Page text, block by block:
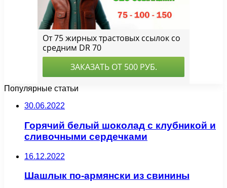
Популярные статьи
30.06.2022
Горячий белый шоколад с клубникой и
сливочными сердечками
16.12.2022
Шашлык по-армянски из свинины